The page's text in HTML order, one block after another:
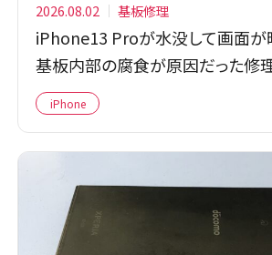
2026.08.02 基板修理
iPhone13 Proが水没して画面
基板内部の腐食が原因だった修
iPhone